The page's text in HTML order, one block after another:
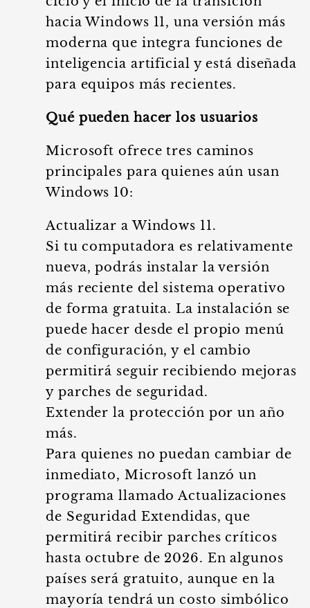
hacia Windows 11, una versión más
moderna que integra funciones de
inteligencia artificial y está diseñada
para equipos más recientes.
Qué pueden hacer los usuarios
Microsoft ofrece tres caminos
principales para quienes aún usan
Windows 10:
Actualizar a Windows 11.
Si tu computadora es relativamente
nueva, podrás instalar la versión
más reciente del sistema operativo
de forma gratuita. La instalación se
puede hacer desde el propio menú
de configuración, y el cambio
permitirá seguir recibiendo mejoras
y parches de seguridad.
Extender la protección por un año
más.
Para quienes no puedan cambiar de
inmediato, Microsoft lanzó un
programa llamado Actualizaciones
de Seguridad Extendidas, que
permitirá recibir parches críticos
hasta octubre de 2026. En algunos
países será gratuito, aunque en la
mayoría tendrá un costo simbólico